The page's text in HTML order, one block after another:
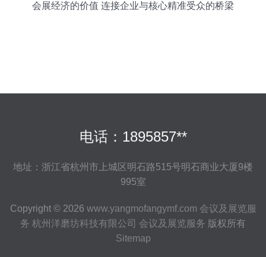
会展经济的价值 连接企业与核心精准受众的桥梁
电话：1895857**
地址：浙江省杭州市上城区明石路515号明石商业大厦9楼
995室
Copyright © 2026 www.yangmofangymf.com 会议及展览服
务 杭州洋磨坊科技有限公司 会议及展览服务 版权所有
Sitemap